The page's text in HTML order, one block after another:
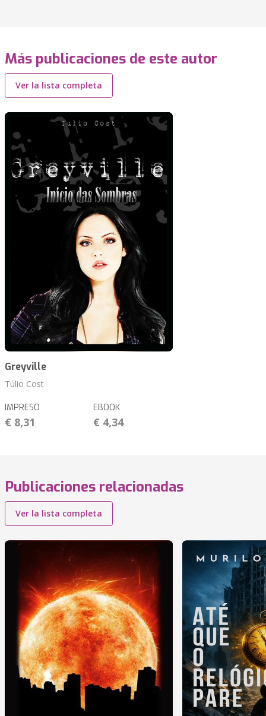
Más publicaciones de este autor
Ver la lista completa
Greyville
Túlio Cost
IMPRESO
€ 8,31
EBOOK
€ 4,34
Publicaciones relacionadas
Ver la lista completa